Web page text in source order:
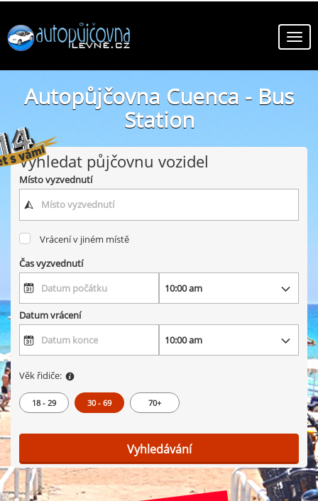
Autopůjčovna Cuenca - Bus
Station
online autopůjčovny ve městě Cuenca - Bus Station
Vyhledat půjčovnu vozidel
Místo vyzvednutí
Vrácení v jiném místě
Čas vyzvednutí
Datum vrácení
Věk řidiče:
18 - 29 30 - 69 70+
Vyhledávání